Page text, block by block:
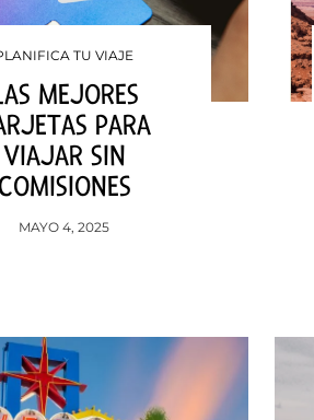
TU VIAJE
MEJORES
PARA
VIAJAR SIN
MAYO 4, 2025